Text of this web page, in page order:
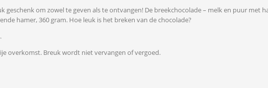
geschenk om zowel te geven als te ontvangen! De breekchocolade – melk en puur met
hamer, 360 gram. Hoe leuk is het breken van de chocolade?
overkomst. Breuk wordt niet vervangen of vergoed.